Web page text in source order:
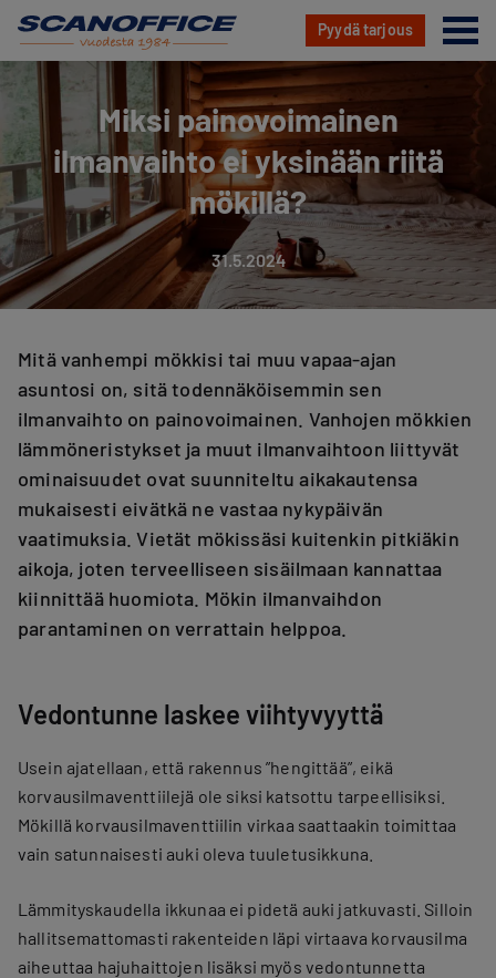
Hyppää
sisältöön
Pyydä tarjous
Miksi painovoimainen
ilmanvaihto ei yksinään riitä
mökillä?
31.5.2024
Mitä vanhempi mökkisi tai muu vapaa-ajan
asuntosi on, sitä todennäköisemmin sen
ilmanvaihto on painovoimainen. Vanhojen mökkien
lämmöneristykset ja muut ilmanvaihtoon liittyvät
ominaisuudet ovat suunniteltu aikakautensa
mukaisesti eivätkä ne vastaa nykypäivän
vaatimuksia. Vietät mökissäsi kuitenkin pitkiäkin
aikoja, joten terveelliseen sisäilmaan kannattaa
kiinnittää huomiota. Mökin ilmanvaihdon
parantaminen on verrattain helppoa.
Vedontunne laskee viihtyvyyttä
Usein ajatellaan, että rakennus ”hengittää”, eikä
korvausilmaventtiilejä ole siksi katsottu tarpeellisiksi.
Mökillä korvausilmaventtiilin virkaa saattaakin toimittaa
vain satunnaisesti auki oleva tuuletusikkuna.
Lämmityskaudella ikkunaa ei pidetä auki jatkuvasti. Silloin
hallitsemattomasti rakenteiden läpi virtaava korvausilma
aiheuttaa hajuhaittojen lisäksi myös vedontunnetta